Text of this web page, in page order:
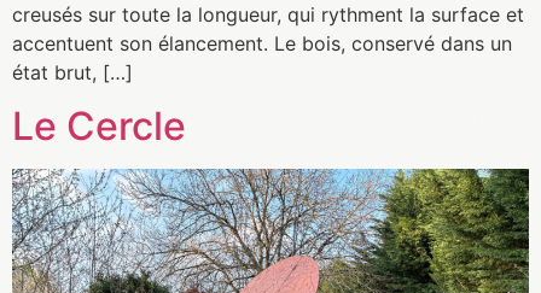
creusés sur toute la longueur, qui rythment la surface et
accentuent son élancement. Le bois, conservé dans un
état brut, […]
Le Cercle